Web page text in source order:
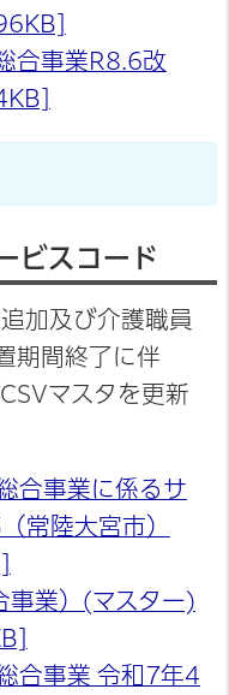
合事業R8.6改
ビスコード
加及び介護職員
期間終了に伴
マスタを更新
合事業に係るサ
常陸大宮市）
事業）(マスター)
合事業 令和7年4